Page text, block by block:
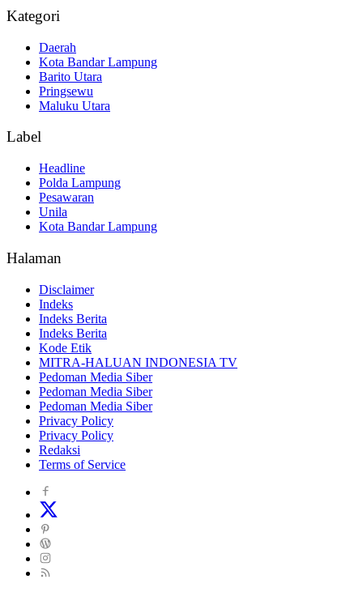
Kategori
Daerah
Kota Bandar Lampung
Barito Utara
Pringsewu
Maluku Utara
Label
Headline
Polda Lampung
Pesawaran
Unila
Kota Bandar Lampung
Halaman
Disclaimer
Indeks
Indeks Berita
Indeks Berita
Kode Etik
MITRA-HALUAN INDONESIA TV
Pedoman Media Siber
Pedoman Media Siber
Pedoman Media Siber
Privacy Policy
Privacy Policy
Redaksi
Terms of Service